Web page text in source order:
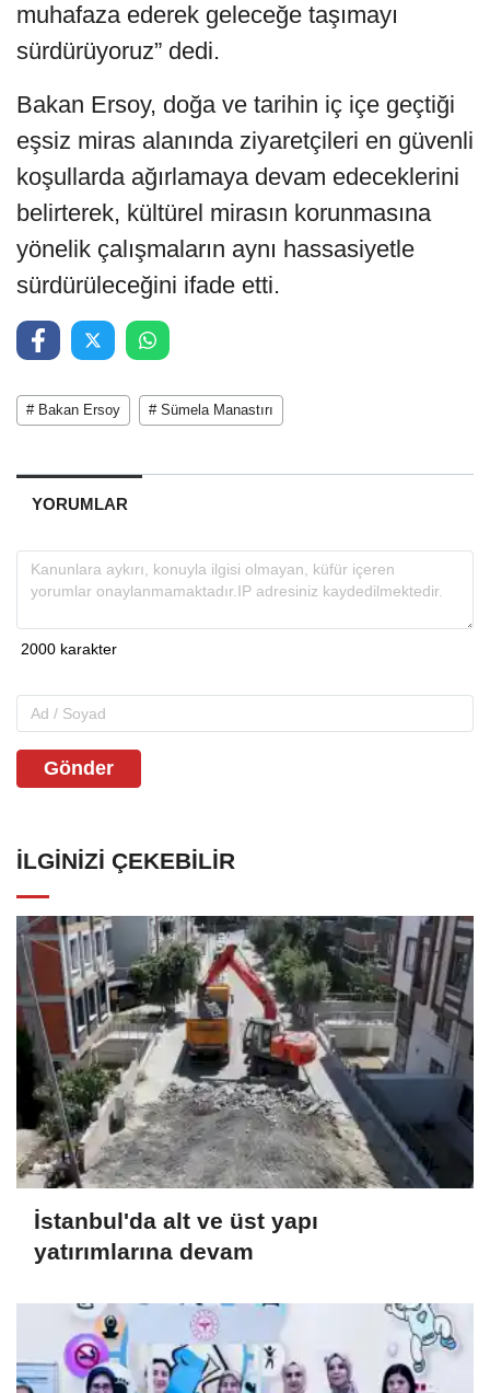
muhafaza ederek geleceğe taşımayı
sürdürüyoruz” dedi.
Bakan Ersoy, doğa ve tarihin iç içe geçtiği
eşsiz miras alanında ziyaretçileri en güvenli
koşullarda ağırlamaya devam edeceklerini
belirterek, kültürel mirasın korunmasına
yönelik çalışmaların aynı hassasiyetle
sürdürüleceğini ifade etti.
# Bakan Ersoy # Sümela Manastırı
YORUMLAR
Gönder
İLGINIZI ÇEKEBILIR
İstanbul'da alt ve üst yapı
yatırımlarına devam